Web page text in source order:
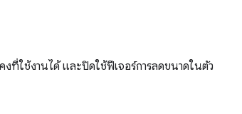
ที่ใช้งานได้ และปิดใช้ฟีเจอร์การลดขนาดในตัว